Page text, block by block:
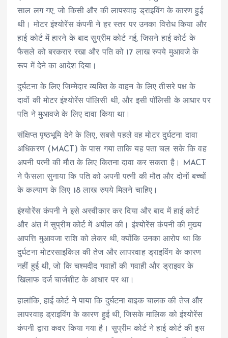
साल लग गए, जो किसी और की लापरवाह ड्राइविंग के कारण हुई
थी। मोटर इंश्योरेंस कंपनी ने हर स्तर पर उनका विरोध किया और
हाई कोर्ट में हारने के बाद सुप्रीम कोर्ट गई, जिसने हाई कोर्ट के
फैसले को बरकरार रखा और पति को 17 लाख रुपये मुआवजे के
रूप में देने का आदेश दिया।
दुर्घटना के लिए जिम्मेदार व्यक्ति के वाहन के लिए तीसरे पक्ष के
दावों की मोटर इंश्योरेंस पॉलिसी थी, और इसी पॉलिसी के आधार पर
पति ने मुआवजे के लिए दावा किया था।
संक्षिप्त पृष्ठभूमि देने के लिए, सबसे पहले वह मोटर दुर्घटना दावा
अधिकरण (MACT) के पास गया ताकि यह पता चल सके कि वह
अपनी पत्नी की मौत के लिए कितना दावा कर सकता है। MACT
ने फैसला सुनाया कि पति को अपनी पत्नी की मौत और दोनों बच्चों
के कल्याण के लिए 18 लाख रुपये मिलने चाहिए।
इंश्योरेंस कंपनी ने इसे अस्वीकार कर दिया और बाद में हाई कोर्ट
और अंत में सुप्रीम कोर्ट में अपील की। इंश्योरेंस कंपनी की मुख्य
आपत्ति मुआवजा राशि को लेकर थी, क्योंकि उनका आरोप था कि
दुर्घटना मोटरसाइकिल की तेज और लापरवाह ड्राइविंग के कारण
नहीं हुई थी, जो कि चश्मदीद गवाहों की गवाही और ड्राइवर के
खिलाफ दर्ज चार्जशीट के आधार पर था।
हालांकि, हाई कोर्ट ने पाया कि दुर्घटना बाइक चालक की तेज और
लापरवाह ड्राइविंग के कारण हुई थी, जिसके मालिक को इंश्योरेंस
कंपनी द्वारा कवर किया गया है। सुप्रीम कोर्ट ने हाई कोर्ट की इस